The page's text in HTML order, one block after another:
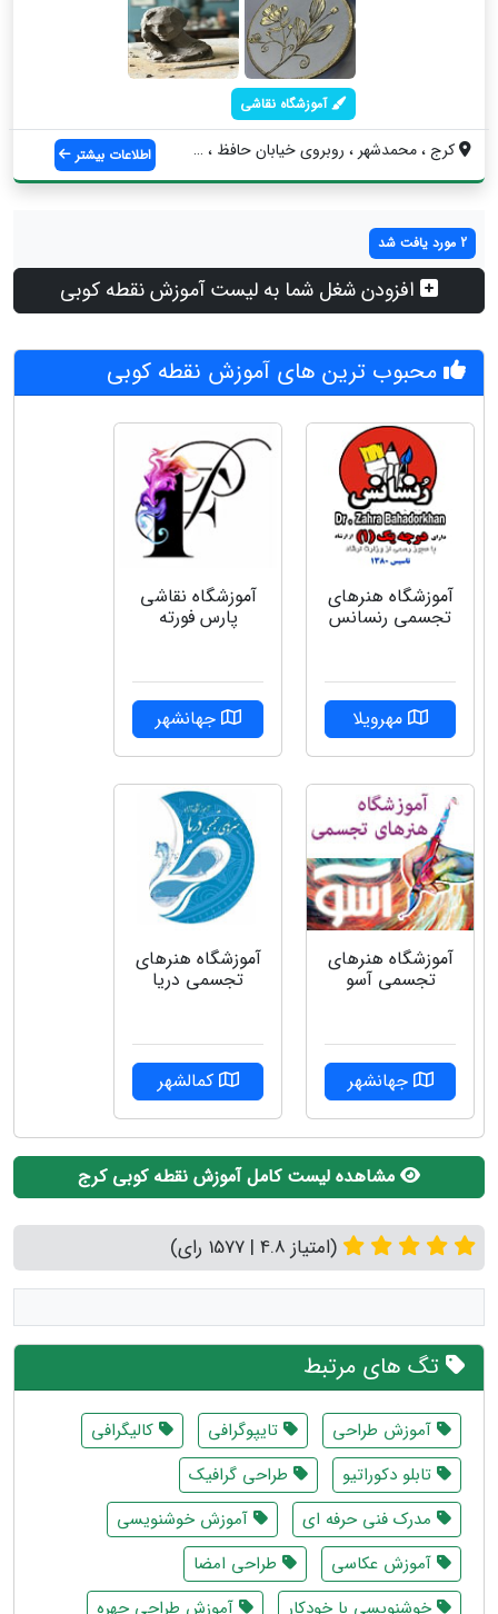
آموزشگاه نقاشی
کرج ، محمدشهر ، روبروی خیابان حافظ ، جنب... اطلاعات بیشتر
2 مورد یافت شد
افزودن شغل شما به لیست آموزش نقطه کوبی
محبوب ترین های آموزش نقطه کوبی
آموزشگاه هنرهای
تجسمی رنسانس
مهرویلا
آموزشگاه نقاشی
پارس فورته
جهانشهر
آموزشگاه هنرهای
تجسمی آسو
جهانشهر
آموزشگاه هنرهای
تجسمی دریا
کمالشهر
مشاهده لیست کامل آموزش نقطه کوبی کرج
(امتیاز 4.8 | 1577 رای)
تگ های مرتبط
آموزش طراحی تایپوگرافی
کالیگرافی
تابلو دکوراتیو
طراحی گرافیک
مدرک فنی حرفه ای
آموزش خوشنویسی
آموزش عکاسی
طراحی امضا